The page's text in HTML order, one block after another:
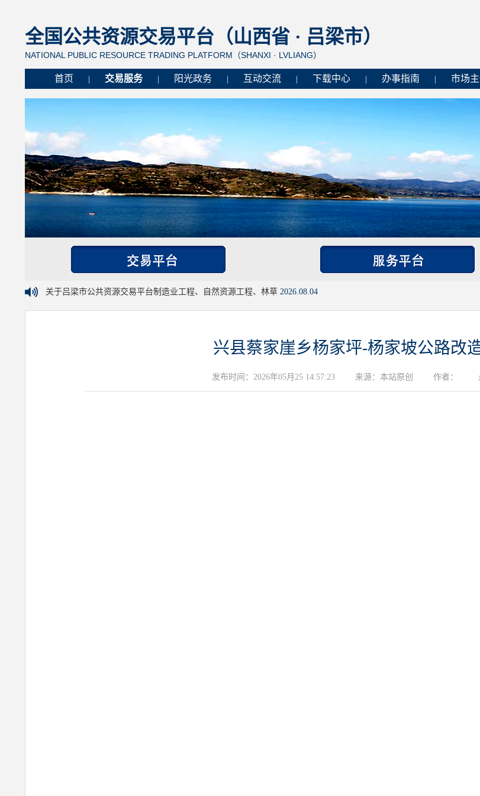
全国公共资源交易平台（山西省 · 吕梁市）
NATIONAL PUBLIC RESOURCE TRADING PLATFORM（SHANXI · LVLIANG）
首页 交易服务 阳光政务 互动交流 下载中心 办事指南 市场
关于吕梁市公共资源交易平台制造业工程、自然资源工程、林草 2026.08.04
兴县蔡家崖乡杨家坪-杨家坡公路改
发布时间：2026年05月25 14:57:23 来源：本站原创 作者：